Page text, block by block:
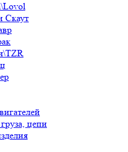
Скаут
цепи